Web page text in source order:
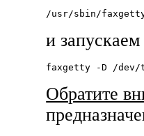
/usr/sbin/
и
faxgetty -D /dev/
Обратите